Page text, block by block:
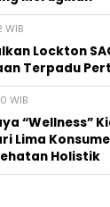
WIB
Lockton
Terpadu
WIB
“Wellness”
Lima
Holistik